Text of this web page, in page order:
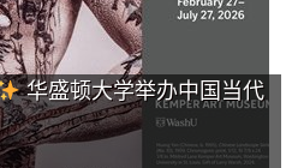
使
用
欢
迎
参
加
索
华盛顿大学举办中国当代